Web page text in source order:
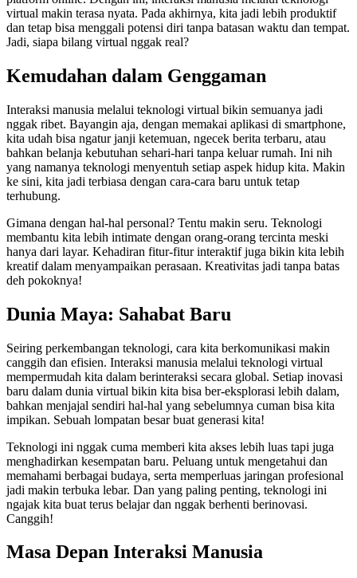
virtual makin terasa nyata. Pada akhirnya, kita jadi lebih produktif
dan tetap bisa menggali potensi diri tanpa batasan waktu dan tempat.
Jadi, siapa bilang virtual nggak real?
Kemudahan dalam Genggaman
Interaksi manusia melalui teknologi virtual bikin semuanya jadi
nggak ribet. Bayangin aja, dengan memakai aplikasi di smartphone,
kita udah bisa ngatur janji ketemuan, ngecek berita terbaru, atau
bahkan belanja kebutuhan sehari-hari tanpa keluar rumah. Ini nih
yang namanya teknologi menyentuh setiap aspek hidup kita. Makin
ke sini, kita jadi terbiasa dengan cara-cara baru untuk tetap
terhubung.
Gimana dengan hal-hal personal? Tentu makin seru. Teknologi
membantu kita lebih intimate dengan orang-orang tercinta meski
hanya dari layar. Kehadiran fitur-fitur interaktif juga bikin kita lebih
kreatif dalam menyampaikan perasaan. Kreativitas jadi tanpa batas
deh pokoknya!
Dunia Maya: Sahabat Baru
Seiring perkembangan teknologi, cara kita berkomunikasi makin
canggih dan efisien. Interaksi manusia melalui teknologi virtual
mempermudah kita dalam berinteraksi secara global. Setiap inovasi
baru dalam dunia virtual bikin kita bisa ber-eksplorasi lebih dalam,
bahkan menjajal sendiri hal-hal yang sebelumnya cuman bisa kita
impikan. Sebuah lompatan besar buat generasi kita!
Teknologi ini nggak cuma memberi kita akses lebih luas tapi juga
menghadirkan kesempatan baru. Peluang untuk mengetahui dan
memahami berbagai budaya, serta memperluas jaringan profesional
jadi makin terbuka lebar. Dan yang paling penting, teknologi ini
ngajak kita buat terus belajar dan nggak berhenti berinovasi.
Canggih!
Masa Depan Interaksi Manusia